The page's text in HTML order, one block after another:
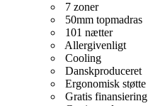
7 zoner
50mm topmadras
101 nætter
Allergivenligt
Cooling
Danskproduceret
Ergonomisk støtte
Gratis finansiering